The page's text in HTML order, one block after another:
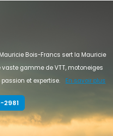
Bois-Francs sert la Mauricie
gamme de VTT, motoneiges
et expertise.
En savoir plus
2981